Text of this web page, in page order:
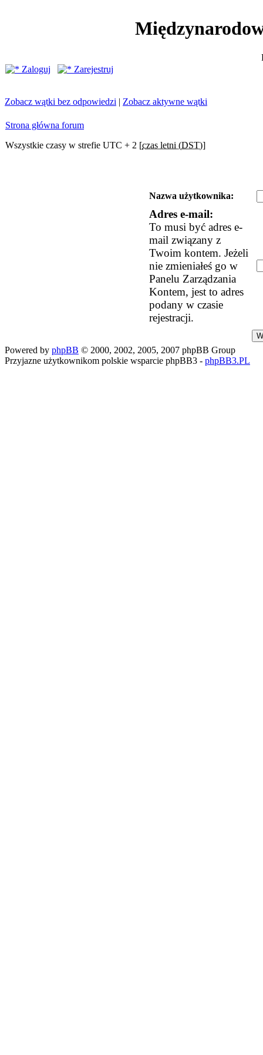
Zaloguj
Zarejestruj
Zobacz wątki bez odpowiedzi | Zobacz aktywne wątki
Strona główna forum
Wszystkie czasy w strefie UTC + 2 [czas letni (DST)]
Nazwa użytkownika:
Adres e-mail:
To musi być adres e-
mail związany z
Twoim kontem. Jeżeli
nie zmieniałeś go w
Panelu Zarządzania
Kontem, jest to adres
podany w czasie
rejestracji.
Powered by phpBB © 2000, 2002, 2005, 2007 phpBB Group
Przyjazne użytkownikom polskie wsparcie phpBB3 - phpBB3.PL